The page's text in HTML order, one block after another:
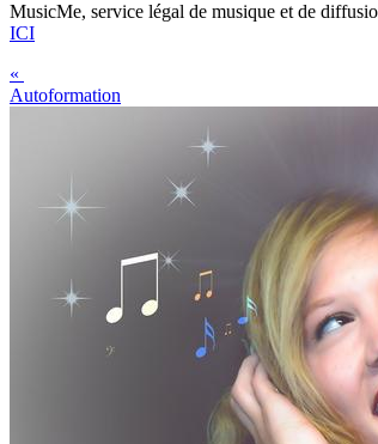
MusicMe, service légal de musique et de
ICI
«
Autoformation